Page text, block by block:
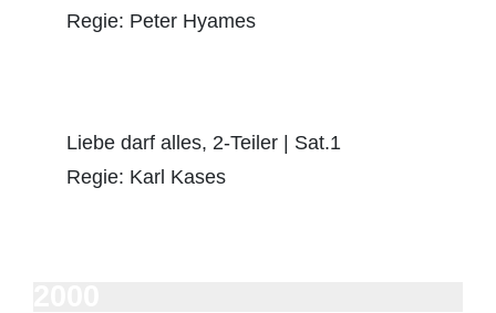
Regie: Peter Hyames
Liebe darf alles, 2-Teiler | Sat.1
Regie: Karl Kases